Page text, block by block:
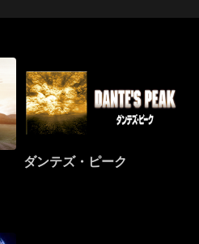
ダンテズ・ピーク